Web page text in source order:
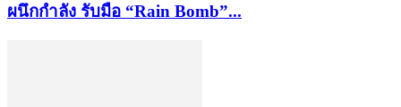
ผนึกกำลัง รับมือ “Rain Bomb”...